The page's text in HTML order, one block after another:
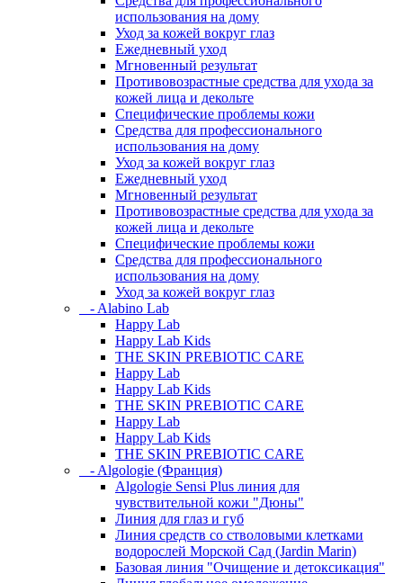
использования на дому
Уход за кожей вокруг глаз
Ежедневный уход
Мгновенный результат
Противовозрастные средства для ухода за
кожей лица и декольте
Специфические проблемы кожи
Средства для профессионального
использования на дому
Уход за кожей вокруг глаз
Ежедневный уход
Мгновенный результат
Противовозрастные средства для ухода за
кожей лица и декольте
Специфические проблемы кожи
Средства для профессионального
использования на дому
Уход за кожей вокруг глаз
- Alabino Lab
Happy Lab
Happy Lab Kids
THE SKIN PREBIOTIC CARE
Happy Lab
Happy Lab Kids
THE SKIN PREBIOTIC CARE
Happy Lab
Happy Lab Kids
THE SKIN PREBIOTIC CARE
- Algologie (Франция)
Algologie Sensi Plus линия для
чувcтвительной кожи "Дюны"
Линия для глаз и губ
Линия средств со стволовыми клетками
водорослей Морской Сад (Jardin Marin)
Базовая линия "Очищение и детоксикация"